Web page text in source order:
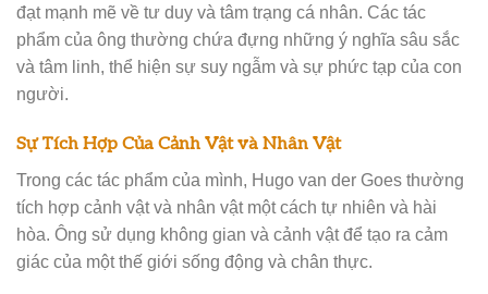
đạt mạnh mẽ về tư duy và tâm trạng cá nhân. Các tác
phẩm của ông thường chứa đựng những ý nghĩa sâu sắc
và tâm linh, thể hiện sự suy ngẫm và sự phức tạp của con
người.
Sự Tích Hợp Của Cảnh Vật và Nhân Vật
Trong các tác phẩm của mình, Hugo van der Goes thường
tích hợp cảnh vật và nhân vật một cách tự nhiên và hài
hòa. Ông sử dụng không gian và cảnh vật để tạo ra cảm
giác của một thế giới sống động và chân thực.